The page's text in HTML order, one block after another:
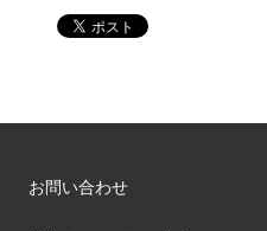
お問い合わせ